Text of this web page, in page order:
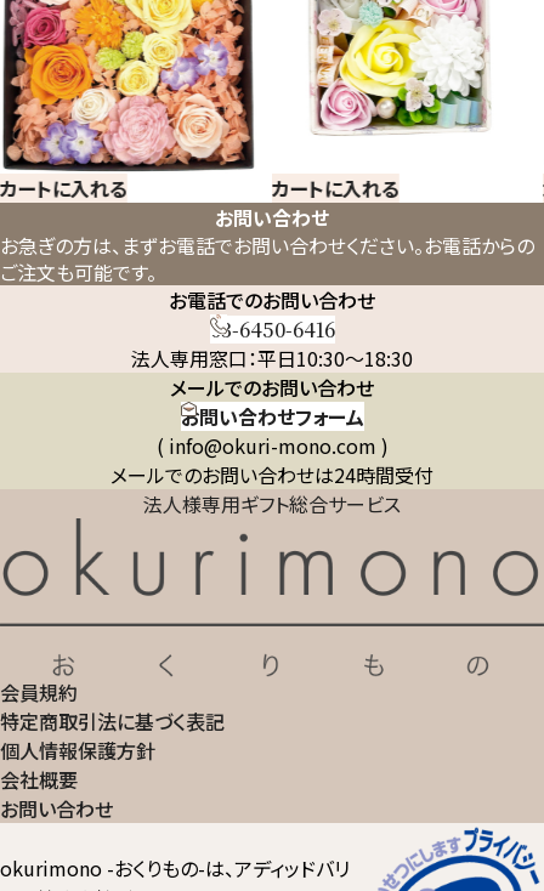
カートに入れる カートに入れる
お問い合わせ
お急ぎの方は、まずお電話でお問い合わせください。お電話からの
ご注文も可能です。
お電話でのお問い合わせ
03-6450-6416
法人専用窓口：平日10:30～18:30
メールでのお問い合わせ
お問い合わせフォーム
( info@okuri-mono.com )
メールでのお問い合わせは24時間受付
法人様専用ギフト総合サービス
会員規約
特定商取引法に基づく表記
個人情報保護方針
会社概要
お問い合わせ
okurimono -おくりもの-は、アディッドバリ